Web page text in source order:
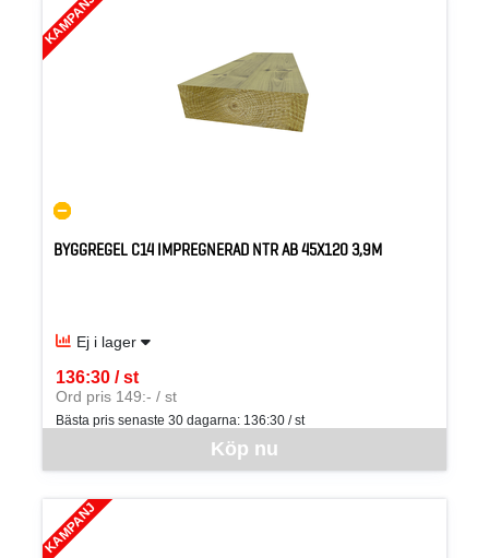
KAMPANJ
BYGGREGEL C14 IMPREGNERAD NTR AB 45X120 3,9M
Ej i lager
Köp nu
136:30 / st
SEK per ST
Ord pris 149:- / st
Bästa pris senaste 30 dagarna: 136:30 / st
KAMPANJ